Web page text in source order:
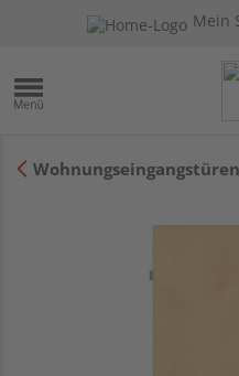
Mein
Wohnungseingangstüren